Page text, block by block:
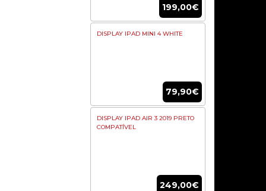
199,00€
DISPLAY IPAD MINI 4 WHITE
79,90€
DISPLAY IPAD AIR 3 2019 PRETO
COMPATÍVEL
249,00€